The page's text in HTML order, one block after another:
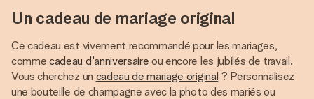
Un cadeau de mariage original
Ce cadeau est vivement recommandé pour les mariages,
commecadeau d'anniversaire ou encore les jubilés de travail.
Vous cherchez un cadeau de mariage original ? Personnalisez
une bouteille de champagne avec la photo des mariés ou